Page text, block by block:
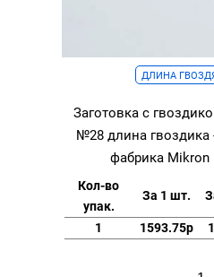
ДЛИНА
Заготовка с
№28 длина гвоздика
фабрика Mikron
Кол-во
упак.
За 1 шт.
1 1593.75р